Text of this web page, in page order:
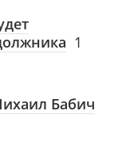
1
Бабич